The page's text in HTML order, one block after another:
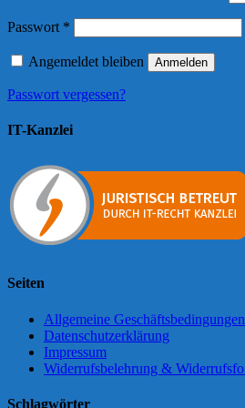
Passwort *
Angemeldet bleiben Anmelden
Passwort vergessen?
IT-Kanzlei
Seiten
Allgemeine
Datenschutzerklärung
Impressum
Widerrufsbelehrung &
Schlagwörter